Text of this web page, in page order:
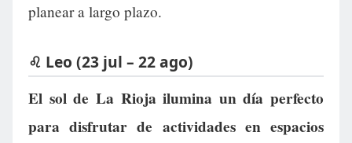
planear a largo plazo.
♌ Leo (23 jul – 22 ago)
El sol de La Rioja ilumina un día perfecto
para disfrutar de actividades en espacios